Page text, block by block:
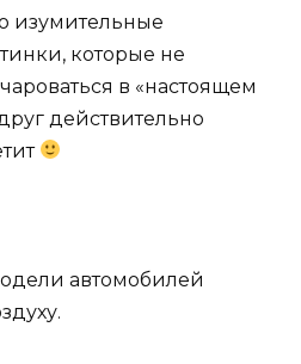
изумительные
которые не
в «настоящем
действительно
автомобилей